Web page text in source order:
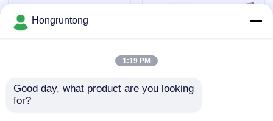
플랫폼 고무 방현재
해양 전송 튜브 열 저항
Hongruntong
1:19 PM
Good day, what product are you looking
for?